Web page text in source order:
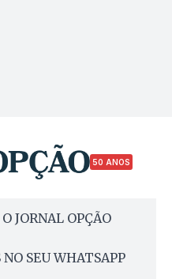
50 ANOS
JORNAL OPÇÃO
SEU WHATSAPP